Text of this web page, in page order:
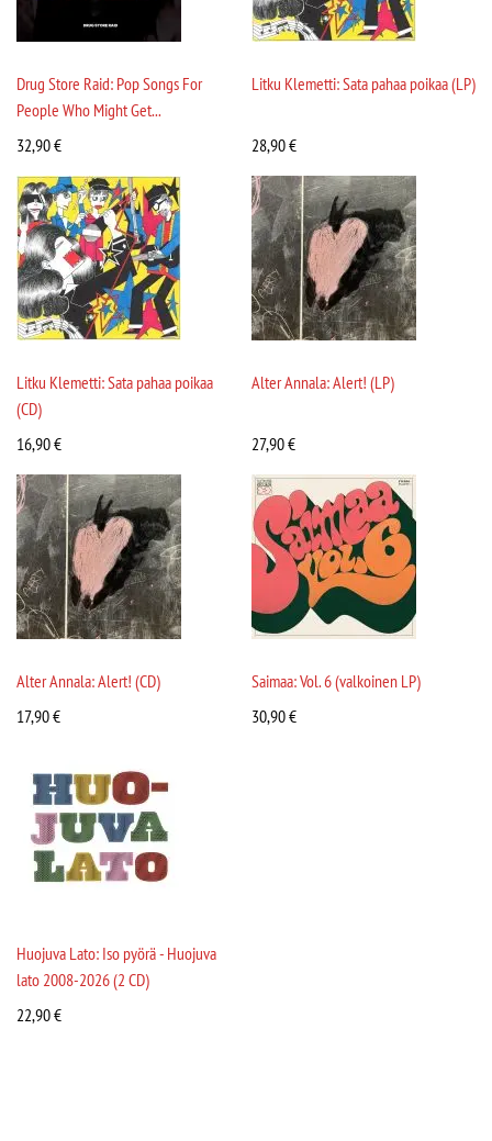
Drug Store Raid: Pop Songs For
People Who Might Get...
32,90€
Litku Klemetti: Sata pahaa poikaa (LP)
28,90€
Litku Klemetti: Sata pahaa poikaa
(CD)
16,90€
Alter Annala: Alert! (LP)
27,90€
Alter Annala: Alert! (CD)
17,90€
Saimaa: Vol. 6 (valkoinen LP)
30,90€
Huojuva Lato: Iso pyörä - Huojuva
lato 2008-2026 (2 CD)
22,90€